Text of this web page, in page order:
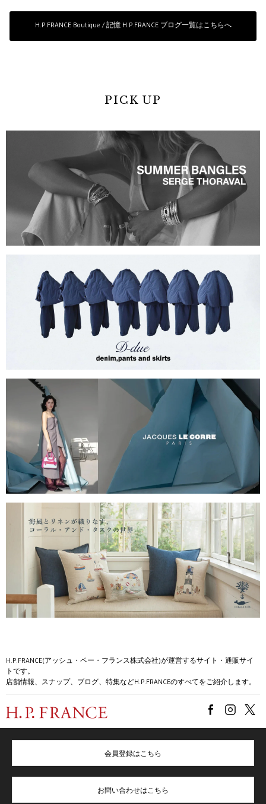
H.P.FRANCE Boutique / 記憶 H.P.FRANCE ブログ一覧はこちらへ
PICK UP
H.P.FRANCE(アッシュ・ペー・フランス株式会社)が運営するサイト・通販サイ
トです。
店舗情報、スナップ、ブログ、特集などH.P.FRANCEのすべてをご紹介します。
会員登録はこちら
お問い合わせはこちら